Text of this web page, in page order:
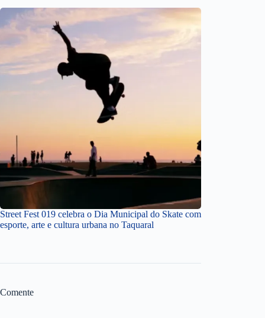
Street Fest 019 celebra o Dia Municipal do Skate com
esporte, arte e cultura urbana no Taquaral
Comente